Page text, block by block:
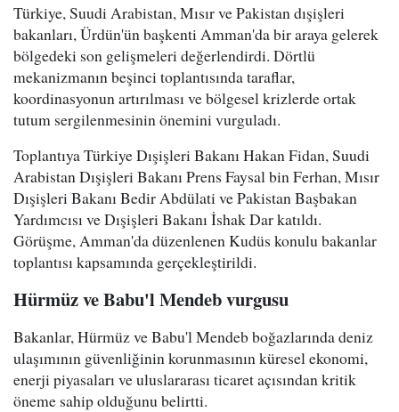
Türkiye, Suudi Arabistan, Mısır ve Pakistan dışişleri
bakanları, Ürdün'ün başkenti Amman'da bir araya gelerek
bölgedeki son gelişmeleri değerlendirdi. Dörtlü
mekanizmanın beşinci toplantısında taraflar,
koordinasyonun artırılması ve bölgesel krizlerde ortak
tutum sergilenmesinin önemini vurguladı.
Toplantıya Türkiye Dışişleri Bakanı Hakan Fidan, Suudi
Arabistan Dışişleri Bakanı Prens Faysal bin Ferhan, Mısır
Dışişleri Bakanı Bedir Abdülati ve Pakistan Başbakan
Yardımcısı ve Dışişleri Bakanı İshak Dar katıldı.
Görüşme, Amman'da düzenlenen Kudüs konulu bakanlar
toplantısı kapsamında gerçekleştirildi.
Hürmüz ve Babu'l Mendeb vurgusu
Bakanlar, Hürmüz ve Babu'l Mendeb boğazlarında deniz
ulaşımının güvenliğinin korunmasının küresel ekonomi,
enerji piyasaları ve uluslararası ticaret açısından kritik
öneme sahip olduğunu belirtti.